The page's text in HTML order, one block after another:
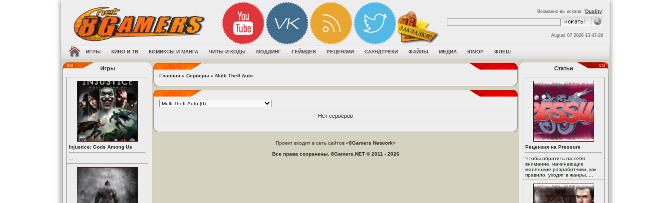
Возможно вы искали: 'Duality'
August 07 2026 13:47:28
ИГРЫ КИНО И ТВ КОМИКСЫ И МАНГА ЧИТЫ И КОДЫ МОДДИНГ ГЕЙМДЕВ РЕЦЕНЗИИ САУНДТРЕКИ ФАЙЛЫ МЕДИА ЮМОР ФЛЕШ
Игры
Injustice: Gods Among Us
Главная » Серверы » Multi Theft Auto
Нет серверов
Проект входит в сеть сайтов «8Gamers Network»
Все права сохранены. 8Gamers.NET © 2011 - 2026
Статьи
Рецензия на Pressure
Чтобы обратить на себя
внимание, начинающие
маленькие разработчики, как
правило, уходят в жанры, ...